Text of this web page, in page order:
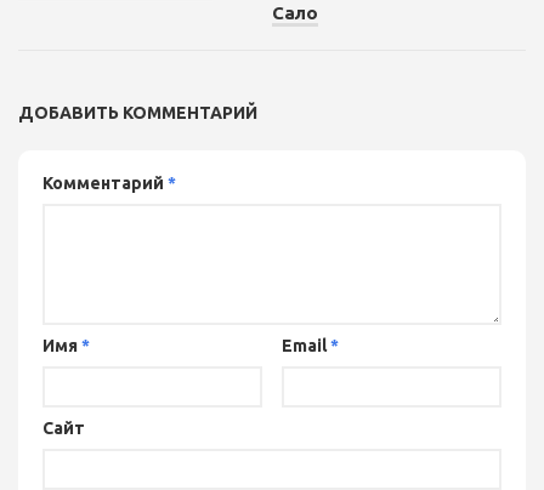
Сало
ДОБАВИТЬ КОММЕНТАРИЙ
Комментарий *
Имя* Email*
Сайт